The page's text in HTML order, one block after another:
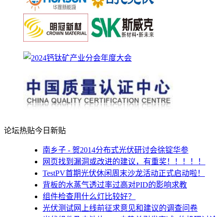
论坛热贴今日新贴
南乡子 - 贺2014分布式光伏研讨会徐锭华参
网页找到漏洞或改进的建议，有重奖！！！！！
TestPV首期光伏休闲周末沙龙活动正式启动啦！
背板的水蒸气透过率过高对PID的影响求教
组件检查用什么灯比较好？
光伏测试网上线前征求意见和建议的调查问卷